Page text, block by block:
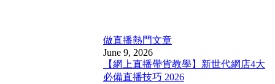
做直播熱門文章
June 9, 2026
【網上直播帶貨教學】新世代網店4大
必備直播技巧 2026